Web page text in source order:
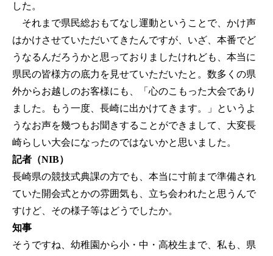
した。
それまで県民総おもてなし運動ということで、かけ声
はかけさせていただいてきたんですが、いざ、本番でど
うなるんだろうかと思っておりましたけれども、本当に
県民の皆様方の底力を見せていただいたと。数多くの県
外からお越しのお客様にも、「心のこもった大会であり
ました。もう一度、長崎に出かけてきます。」というよ
うなお声を幾つもお聞きすることができまして、大変長
崎らしい大会になったのではないかと思いました。
記者（NIB）
長崎県の競技式典課の方でも、本当に寸前まで準備され
ていた開会式とかの雰囲気も、立ち会われたと思うんで
すけど、その様子等はどうでしたか。
知事
そうですね、幼稚園から小・中・高校生まで、私も、県